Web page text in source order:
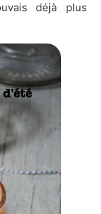
déjà plus